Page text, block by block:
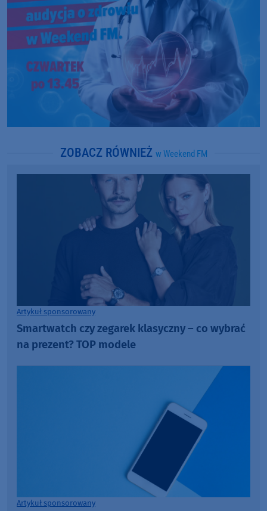
ZOBACZ RÓWNIEŻ w Weekend FM
Artykuł sponsorowany
Smartwatch czy zegarek klasyczny – co wybrać
na prezent? TOP modele
Artykuł sponsorowany